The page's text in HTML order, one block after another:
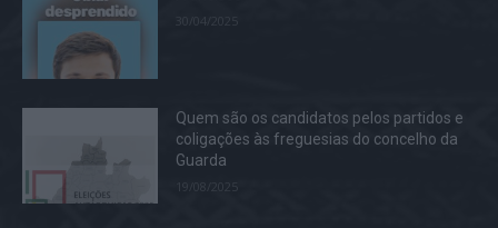
30/04/2025
Quem são os candidatos pelos partidos e
coligações às freguesias do concelho da
Guarda
19/08/2025